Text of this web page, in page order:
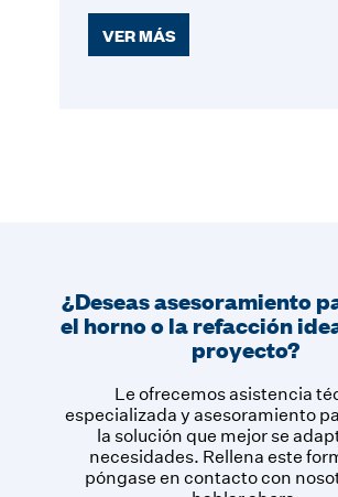
VER MÁS
¿Deseas asesoramiento
el horno o la refacción
proyecto?
Le ofrecemos asistencia
especializada y asesoramiento
la solución que mejor se
necesidades. Rellena este
póngase en contacto con